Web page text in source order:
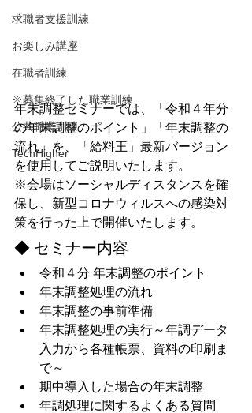
求職者支援訓練
お楽しみ講座
在職者訓練
※募集終了した職業訓練
公共職業訓練
TechHigher
年末調整セミナーでは、「令和４年分
の年末調整のポイント」「年末調整の
流れ」を、「給料王」最新バージョン
を使用してご説明いたします。
※会場はソーシャルディスタンスを確
保し、新型コロナウィルスへの感染対
策を行った上で開催いたします。
◆ セミナー内容
令和４分 年末調整のポイント
年末調整処理の流れ
年末調整の事前準備
年末調整処理の実行～年調データ
入力から各種帳票、資料の印刷ま
で～
期中導入した場合の年末調整
年調処理に関するよくある質問